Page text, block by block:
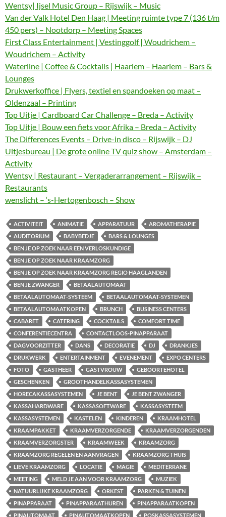
Wentsy| Ijsel Music Group – Rijswijk – Music
Van der Valk Hotel Den Haag | Meeting ruimte type 7 (136 t/m
450 pers) – Nootdorp – Meeting Spaces
First Class Entertainment | Vestinggolf | Woudrichem –
Woudrichem – Activity
Waterline | Coffee & Cocktails | Haarlem – Haarlem – Bars &
Lounges
Drukwerkoffice | Flyers, textiel en spandoeken op maat –
Oldenzaal – Printing
Top Uitje | Cardboard Car Challenge – Breda – Activity
Top Uitje | Bouw een fiets voor Afrika – Breda – Activity
The Differences Events – Drive-in disco – Rijswijk – DJ
Uitjesbureau | De grote online TV quiz show – Amsterdam –
Activity
Wentsy | Restaurant – Vergaderarrangement – Rijswijk –
Restaurants
wenslicht – ‘s-Hertogenbosch – Show
ACTIVITEIT ANIMATIE APPARATUUR
AROMATHERAPIE
AUDITORIUM
BABYBEDJE
BARS & LOUNGES
BEN JE OP ZOEK NAAR EEN VERLOSKUNDIGE
BEN JE OP ZOEK NAAR KRAAMZORG
BEN JE OP ZOEK NAAR KRAAMZORG REGIO HAAGLANDEN
BEN JE ZWANGER
BETAALAUTOMAAT
BETAALAUTOMAAT-SYSTEEM
BETAALAUTOMAAT-SYSTEMEN
BETAALAUTOMAATKOPEN
BRUNCH
BUSINESS CENTERS
CABARET
CATERING COCKTAILS
COMFORT TIME
CONFERENTIECENTRA
CONTACTLOOS-PINAPPARAAT
DAGVOORZITTER
DANS DECORATIE DJ
DRANKJES
DRUKWERK
ENTERTAINMENT EVENEMENT
EXPO CENTERS
FOTO
GASTHEER GASTVROUW
GEBOORTEHOTEL
GESCHENKEN
GROOTHANDELKASSASYSTEMEN
HORECAKASSASYSTEMEN
JE BENT
JE BENT ZWANGER
KASSAHARDWARE
KASSASOFTWARE
KASSASYSTEEM
KASSASYSTEMEN
KASTELEN KINDEREN
KRAAMHOTEL
KRAAMPAKKET
KRAAMVERZORGENDE
KRAAMVERZORGENDEN
KRAAMVERZORGSTER
KRAAMWEEK
KRAAMZORG
KRAAMZORG REGELEN EN AANVRAGEN
KRAAMZORG THUIS
LIEVE KRAAMZORG
LOCATIE MAGIE
MEDITERRANE
MEETING
MELD JE AAN VOOR KRAAMZORG
MUZIEK
NATUURLIJKE KRAAMZORG
ORKEST
PARKEN & TUINEN
PINAPPARAAT
PINAPPARAATHUREN
PINAPPARAATKOPEN
PINAUTOMAAT
PINAUTOMAATKOPEN
POSKASSASYSTEMEN